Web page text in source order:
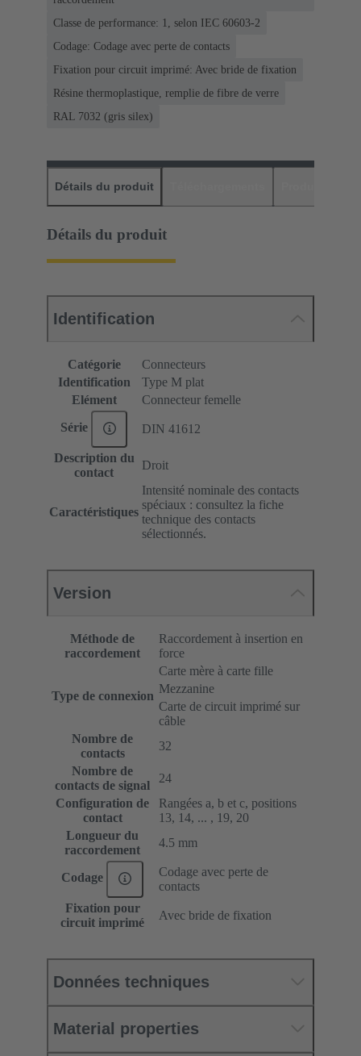
Classe de performance: 1, selon IEC 60603-2
Codage: Codage avec perte de contacts
Fixation pour circuit imprimé: Avec bride de fixation
Résine thermoplastique, remplie de fibre de verre
RAL 7032 (gris silex)
Détails du produit
Détails du produit
Identification
Catégorie
Connecteurs
Identification
Type M plat
Elément
Connecteur femelle
Série DIN 41612
Description du
contact
Droit
Caractéristiques
Intensité nominale des contacts
spéciaux : consultez la fiche
technique des contacts
sélectionnés.
Version
Méthode de
raccordement
Raccordement à insertion en
force
Type de connexion
Carte mère à carte fille
Mezzanine
Carte de circuit imprimé sur
câble
Nombre de
contacts
32
Nombre de
contacts de signal
24
Configuration de
contact
Rangées a, b et c, positions
13, 14, ... , 19, 20
Longueur du
raccordement
4.5 mm
Codage
Codage avec perte de
contacts
Fixation pour
circuit imprimé
Avec bride de fixation
Données techniques
Material properties